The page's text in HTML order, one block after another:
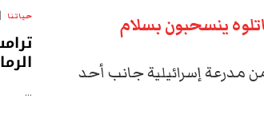
ينسحبون بسلام
مدرعة إسرائيلية جانب أحد
حياتنا
…